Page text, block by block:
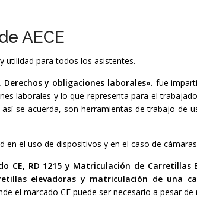
AECE
utilidad para todos los asistentes.
y obligaciones laborales». fue
laborales y lo que representa para el
se acuerda, son herramientas de trabajo de
el uso de dispositivos y en el caso de
CE, RD 1215 y Matriculación de
elevadoras y matriculación de una
el marcado CE puede ser necesario a pesar de